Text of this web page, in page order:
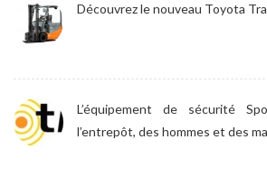
Découvrez le nouveau Toyota
L’équipement de sécurité
l’entrepôt, des hommes et des